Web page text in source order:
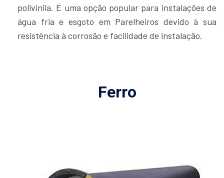
polivinila. É uma opção popular para instalações de
água fria e esgoto em Parelheiros devido à sua
resistência à corrosão e facilidade de instalação.
Ferro